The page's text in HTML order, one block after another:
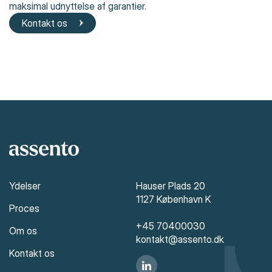
maksimal udnyttelse af garantier.
Kontakt os
Ydelser
Proces
Om os
Kontakt os
Hauser Plads 20
1127 København K
+45 70400030
kontakt@assento.dk